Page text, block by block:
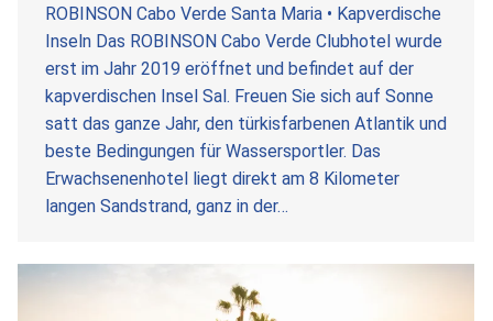
ROBINSON Cabo Verde Santa Maria • Kapverdische
Inseln Das ROBINSON Cabo Verde Clubhotel wurde
erst im Jahr 2019 eröffnet und befindet auf der
kapverdischen Insel Sal. Freuen Sie sich auf Sonne
satt das ganze Jahr, den türkisfarbenen Atlantik und
beste Bedingungen für Wassersportler. Das
Erwachsenenhotel liegt direkt am 8 Kilometer
langen Sandstrand, ganz in der…